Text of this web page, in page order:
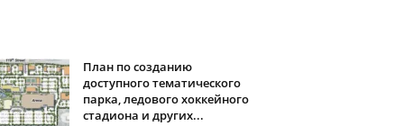
План по созданию
доступного тематического
парка, ледового хоккейного
стадиона и других...